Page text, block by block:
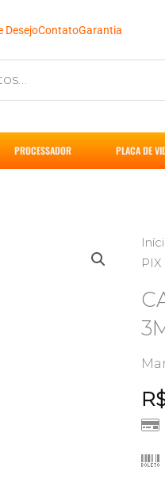
DesejoContatoGarantia
PROCESSADOR PLACA DE
PIX